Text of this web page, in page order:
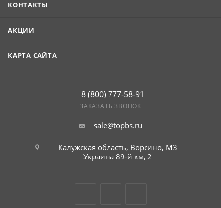
КОНТАКТЫ
АКЦИИ
КАРТА САЙТА
8 (800) 777-58-91
ЗАКАЗАТЬ ЗВОНОК
sale@topbs.ru
Калужская область, Ворсино, М3
Украина 89-й км, 2